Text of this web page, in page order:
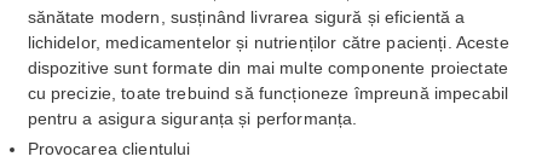
sănătate modern, susținând livrarea sigură și eficientă a
lichidelor, medicamentelor și nutrienților către pacienți. Aceste
dispozitive sunt formate din mai multe componente proiectate
cu precizie, toate trebuind să funcționeze împreună impecabil
pentru a asigura siguranța și performanța.
Provocarea clientului